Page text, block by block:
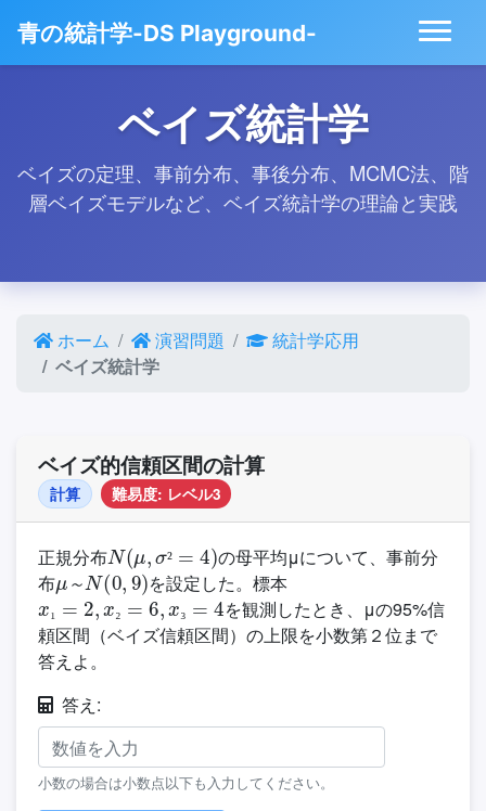
青の統計学-DS Playground-
ベイズ統計学
ベイズの定理、事前分布、事後分布、MCMC法、階
層ベイズモデルなど、ベイズ統計学の理論と実践
ホーム 演習問題
統計学応用
ベイズ統計学
ベイズ的信頼区間の計算
計算 難易度: レベル3
正規分布
の母平均μについて、事前分
布
～
μ～N(0,9)
を設定した。標本
₂ ₃
x₁=2,x₂=6, x₃=4
を観測したとき、μの95%信
頼区間（ベイズ信頼区間）の上限を小数第２位まで
答えよ。
答え:
小数の場合は小数点以下も入力してください。